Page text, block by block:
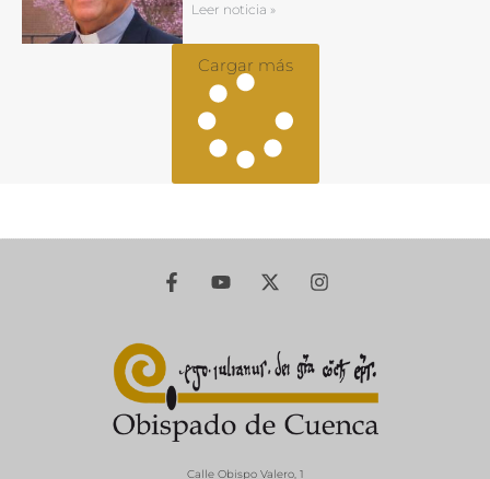
Leer noticia »
Cargar más
Calle Obispo Valero, 1